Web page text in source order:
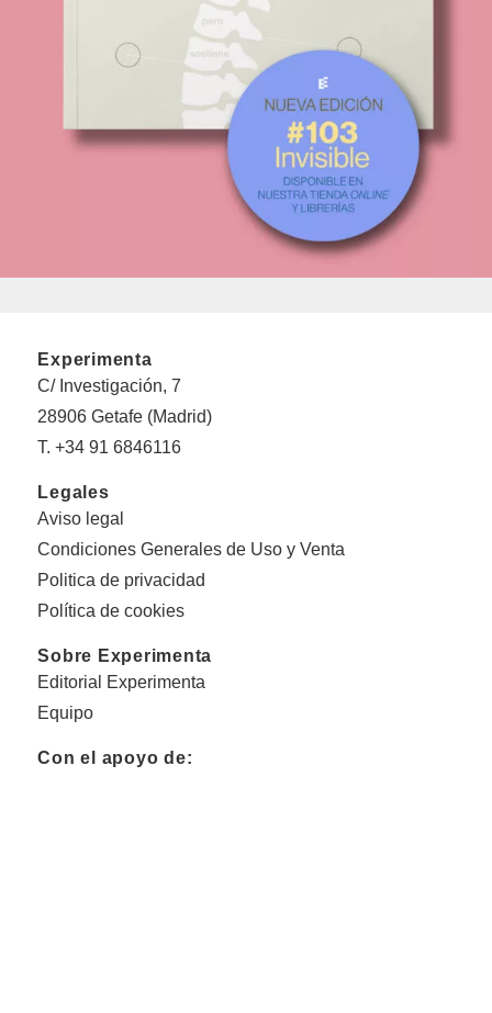
Experimenta
C/ Investigación, 7
28906 Getafe (Madrid)
T. +34 91 6846116
Legales
Aviso legal
Condiciones Generales de Uso y Venta
Politica de privacidad
Política de cookies
Sobre Experimenta
Editorial Experimenta
Equipo
Con el apoyo de: